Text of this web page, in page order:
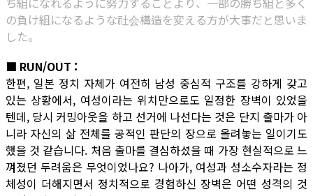
の負け組になるような社会構造を変える方が大事だと思いま
した。
■ RUN/OUT :
한편, 일본 정치 자체가 여전히 남성 중심적 구조를 강하게 갖고
있는 상황에서, 여성이라는 위치만으로도 일정한 장벽이 있었을
텐데, 당시 커밍아웃을 하고 선거에 나선다는 것은 단지 출마가 아
니라 자신의 삶 전체를 공적인 판단의 장으로 올려놓는 일이기도
했을 것 같습니다. 처음 출마를 결심하셨을 때 가장 현실적으로 느
껴졌던 두려움은 무엇이었나요? 나아가, 여성과 성소수자라는 정
체성이 더해지면서 정치적으로 경험하신 장벽은 어떤 성격의 것